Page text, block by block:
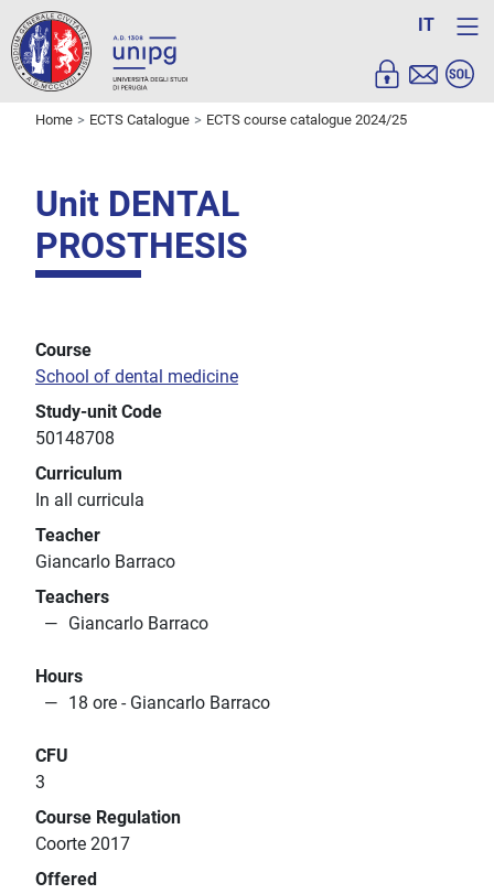
IT
Home ECTS Catalogue ECTS course catalogue 2024/25
Unit DENTAL
PROSTHESIS
Course
School of dental medicine
Study-unit Code
50148708
Curriculum
In all curricula
Teacher
Giancarlo Barraco
Teachers
Giancarlo Barraco
Hours
18 ore - Giancarlo Barraco
CFU
3
Course Regulation
Coorte 2017
Offered